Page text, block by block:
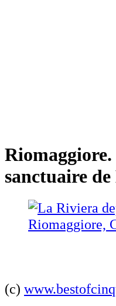
sanctuaire
(c)